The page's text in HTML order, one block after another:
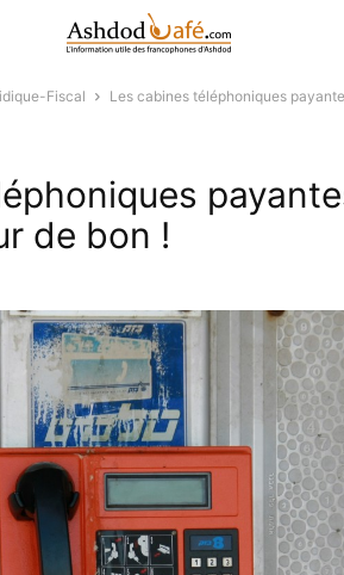
Fiscal
Les cabines téléphoniques
de bon !